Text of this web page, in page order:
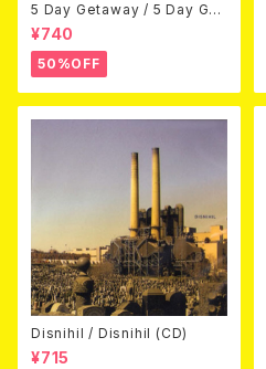
5 Day Getaway / 5 Day Get
away (CDEP)
¥740
50%OFF
Disnihil / Disnihil (CD)
¥715